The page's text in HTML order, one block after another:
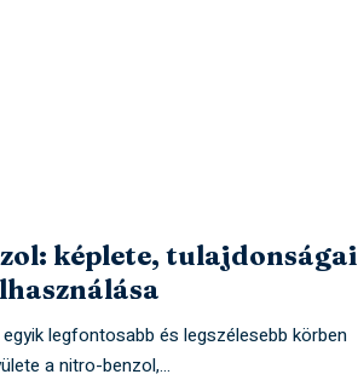
képlete, tulajdonságai
legfontosabb és legszélesebb körben
a nitro-benzol,…